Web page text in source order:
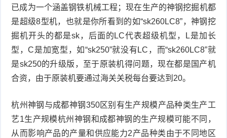
已成为一个涵盖钢铁机械工程；现在生产的神钢挖掘机都
是超级8型机，也就是你所看到的如“sk260LC8”，神钢挖
掘机开头的都是sk，后面的LC代表超级机型，L是加长
型，C是加宽型，如“sk250”就没有LC，而“sk260LC8”就
是sk250的升级版，至于原装机得问题，现在都是国产机
合资，由于原装机要通过海关关税每台要达到20。
杭州神钢与成都神钢350区别有生产规模产品种类生产工
艺1生产规模杭州神钢和成都神钢的生产规模可能不同，
从而影响产品的产量和供应能力2产品种类由于不同地区